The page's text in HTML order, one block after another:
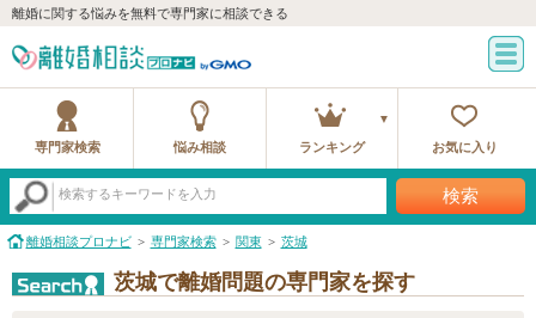
離婚に関する悩みを無料で専門家に相談できる
専門家検索 悩み相談 ランキング お気に入り
検索するキーワードを入力 検索
離婚相談プロナビ 専門家検索 関東 茨城
茨城で離婚問題の専門家を探す